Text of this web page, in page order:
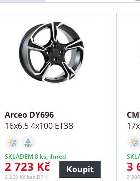
Arceo DY696
16x6.5 4x100 ET38
SKLADEM 8 ks, ihned
2 723 Kč
2 250 Kč bez DPH
Koupit 3
3